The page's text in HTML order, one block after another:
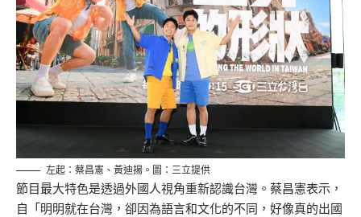
左起：蔡昌憲、黃迪揚。圖：三立提供
節目最大特色是透過外國人視角重新認識台灣。蔡昌憲表示，
自「明明就在台灣，卻因為語言和文化的不同，好像真的出國